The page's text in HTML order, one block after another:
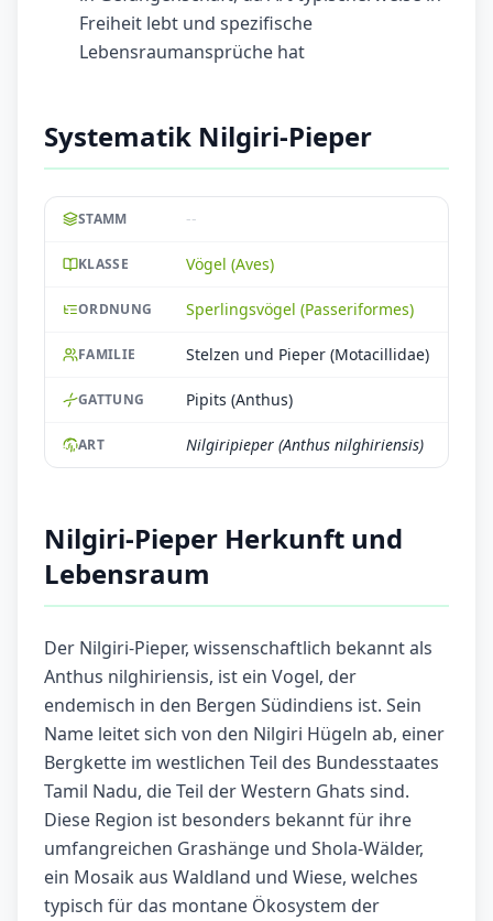
Freiheit lebt und spezifische
Lebensraumansprüche hat
Systematik Nilgiri-Pieper
STAMM --
KLASSE Vögel (Aves)
ORDNUNG Sperlingsvögel (Passeriformes)
FAMILIE Stelzen und Pieper (Motacillidae)
GATTUNG Pipits (Anthus)
ART Nilgiripieper (Anthus nilghiriensis)
Nilgiri-Pieper Herkunft und
Lebensraum
Der Nilgiri-Pieper, wissenschaftlich bekannt als
Anthus nilghiriensis, ist ein Vogel, der
endemisch in den Bergen Südindiens ist. Sein
Name leitet sich von den Nilgiri Hügeln ab, einer
Bergkette im westlichen Teil des Bundesstaates
Tamil Nadu, die Teil der Western Ghats sind.
Diese Region ist besonders bekannt für ihre
umfangreichen Grashänge und Shola-Wälder,
ein Mosaik aus Waldland und Wiese, welches
typisch für das montane Ökosystem der